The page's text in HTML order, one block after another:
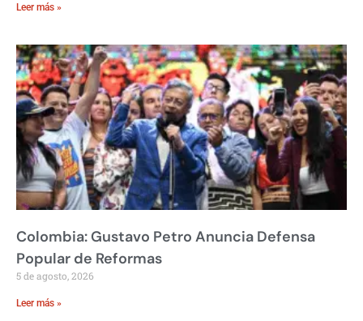
Leer más »
Colombia: Gustavo Petro Anuncia Defensa
Popular de Reformas
5 de agosto, 2026
Leer más »